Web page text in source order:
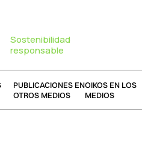
Sostenibilidad
responsable
PUBLICACIONES EN
OTROS MEDIOS
OIKOS EN LOS
MEDIOS